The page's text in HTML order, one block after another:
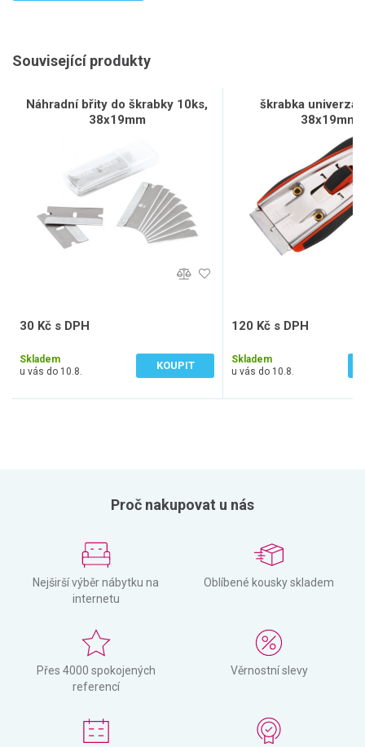
Související produkty
Náhradní břity do škrabky 10ks,
38x19mm
30 Kč s DPH
Skladem
u vás do 10.8.
KOUPIT
škrabka
38x19mm
120 Kč s DPH
Skladem
u vás do 10.8.
Proč nakupovat u nás
Nejširší výběr nábytku na
internetu
Oblíbené kousky skladem
Přes 4000 spokojených
referencí
Věrnostní slevy